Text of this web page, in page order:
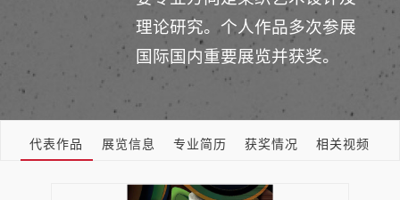
理论研究。个人作品多次参展
国际国内重要展览并获奖。
代表作品 展览信息 专业简历 获奖情况 相关视频